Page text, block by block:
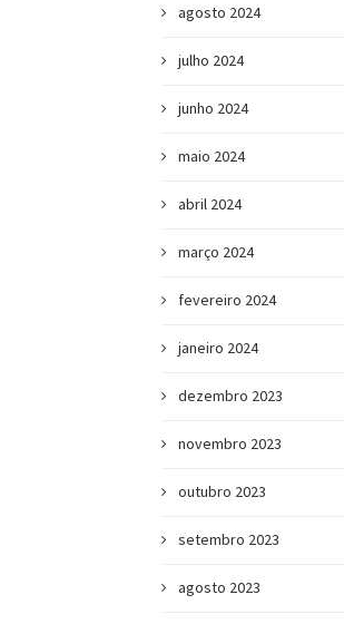
agosto 2024
julho 2024
junho 2024
maio 2024
abril 2024
março 2024
fevereiro 2024
janeiro 2024
dezembro 2023
novembro 2023
outubro 2023
setembro 2023
agosto 2023